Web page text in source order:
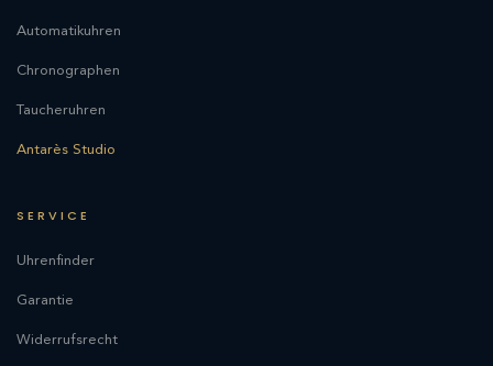
Automatikuhren
Chronographen
Taucheruhren
Antarès Studio
SERVICE
Uhrenfinder
Garantie
Widerrufsrecht